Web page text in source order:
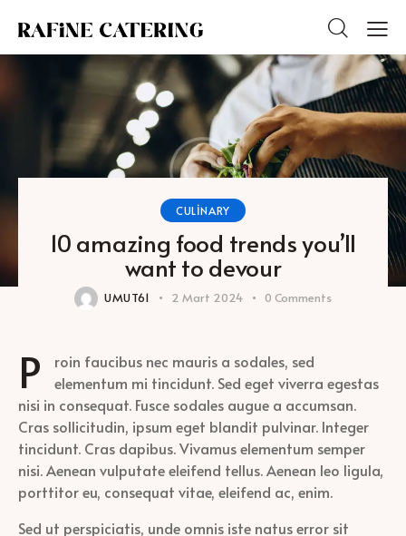
CULINARY
10 amazing food trends you’ll
want to devour
UMUT61 2 Mart 2024 0 Comments
P
roin faucibus nec mauris a sodales, sed
elementum mi tincidunt. Sed eget viverra egestas
nisi in consequat. Fusce sodales augue a accumsan.
Cras sollicitudin, ipsum eget blandit pulvinar. Integer
tincidunt. Cras dapibus. Vivamus elementum semper
nisi. Aenean vulputate eleifend tellus. Aenean leo ligula,
porttitor eu, consequat vitae, eleifend ac, enim.
Sed ut perspiciatis, unde omnis iste natus error sit